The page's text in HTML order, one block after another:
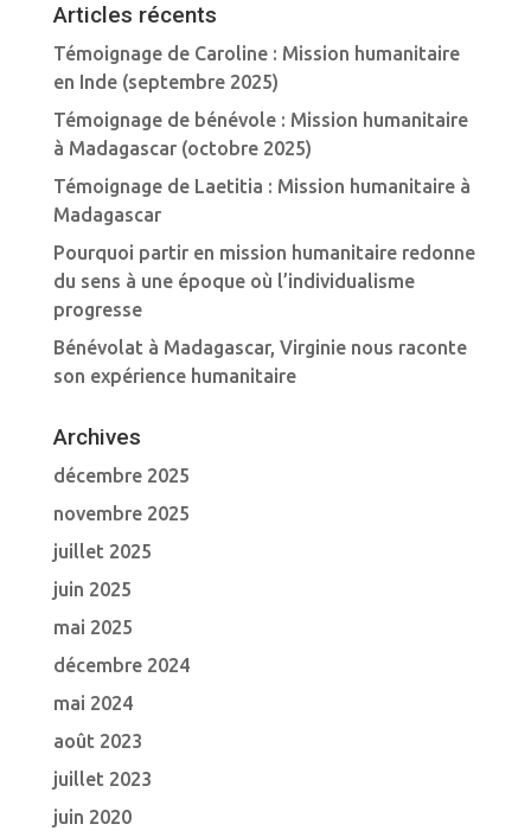
Articles récents
Témoignage de Caroline : Mission humanitaire
en Inde (septembre 2025)
Témoignage de bénévole : Mission humanitaire
à Madagascar (octobre 2025)
Témoignage de Laetitia : Mission humanitaire à
Madagascar
Pourquoi partir en mission humanitaire redonne
du sens à une époque où l’individualisme
progresse
Bénévolat à Madagascar, Virginie nous raconte
son expérience humanitaire
Archives
décembre 2025
novembre 2025
juillet 2025
juin 2025
mai 2025
décembre 2024
mai 2024
août 2023
juillet 2023
juin 2020